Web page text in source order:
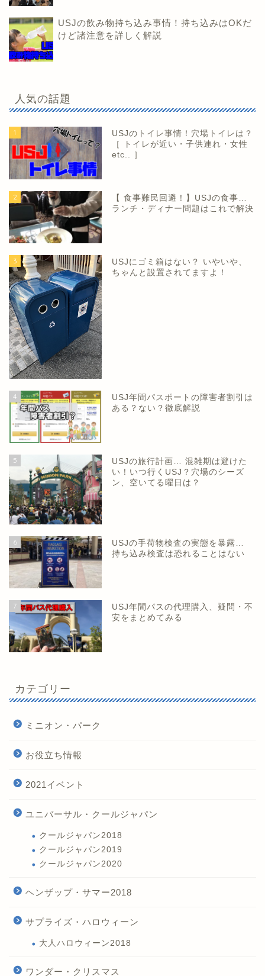
USJの飲み物持ち込み事情！持ち込みはOKだ
けど諸注意を詳しく解説
人気の話題
1
USJのトイレ事情！穴場トイレは？
［ トイレが近い・子供連れ・女性
etc.. ］
2
【 食事難民回避！】USJの食事…
ランチ・ディナー問題はこれで解決
3
USJにゴミ箱はない？ いやいや、
ちゃんと設置されてますよ！
4
USJ年間パスポートの障害者割引は
ある？ない？徹底解説
5
USJの旅行計画… 混雑期は避けた
い！いつ行くUSJ？穴場のシーズ
ン、空いてる曜日は？
6
USJの手荷物検査の実態を暴露…
持ち込み検査は恐れることはない
7
USJ年間パスの代理購入、疑問・不
安をまとめてみる
カテゴリー
ミニオン・パーク
お役立ち情報
2021イベント
ユニバーサル・クールジャパン
クールジャパン2018
クールジャパン2019
クールジャパン2020
ヘンザップ・サマー2018
サプライズ・ハロウィーン
大人ハロウィーン2018
ワンダー・クリスマス